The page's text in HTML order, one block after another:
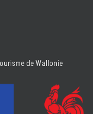
de Wallonie